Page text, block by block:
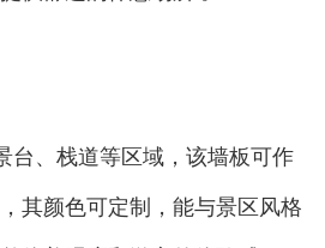
台、栈道等区域，该墙板可作
其颜色可定制，能与景区风格